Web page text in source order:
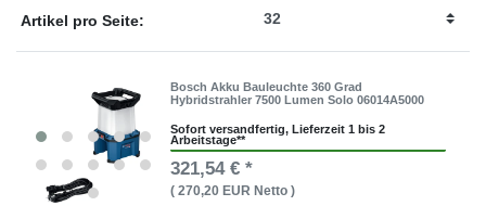
Artikel pro Seite:
Bosch Akku Bauleuchte 360 Grad
Hybridstrahler 7500 Lumen Solo 06014A5000
Sofort versandfertig, Lieferzeit 1 bis 2
Arbeitstage**
321,54 € *
( 270,20 EUR Netto )